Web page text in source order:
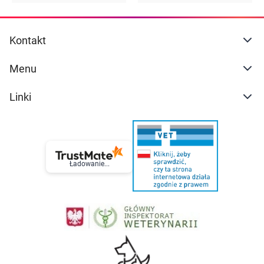
Kontakt
Menu
Linki
Ładowanie...